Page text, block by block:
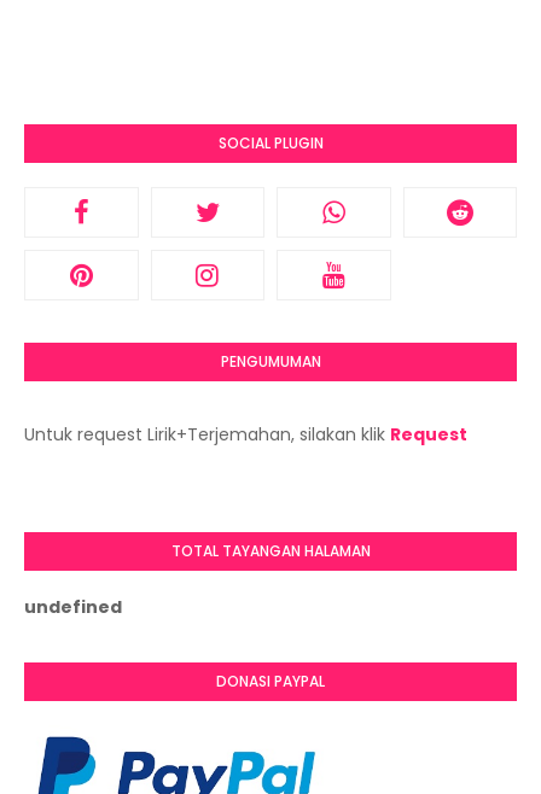
SOCIAL PLUGIN
PENGUMUMAN
Untuk request Lirik+Terjemahan, silakan klik Request
TOTAL TAYANGAN HALAMAN
undefined
DONASI PAYPAL